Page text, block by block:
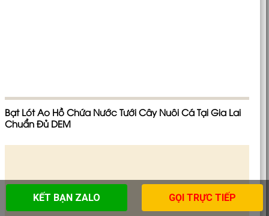
Bạt Lót Ao Hồ Chứa Nước Tưới Cây Nuôi Cá Tại Gia Lai
Chuẩn Đủ DEM
KẾT BẠN ZALO GỌI TRỰC TIẾP